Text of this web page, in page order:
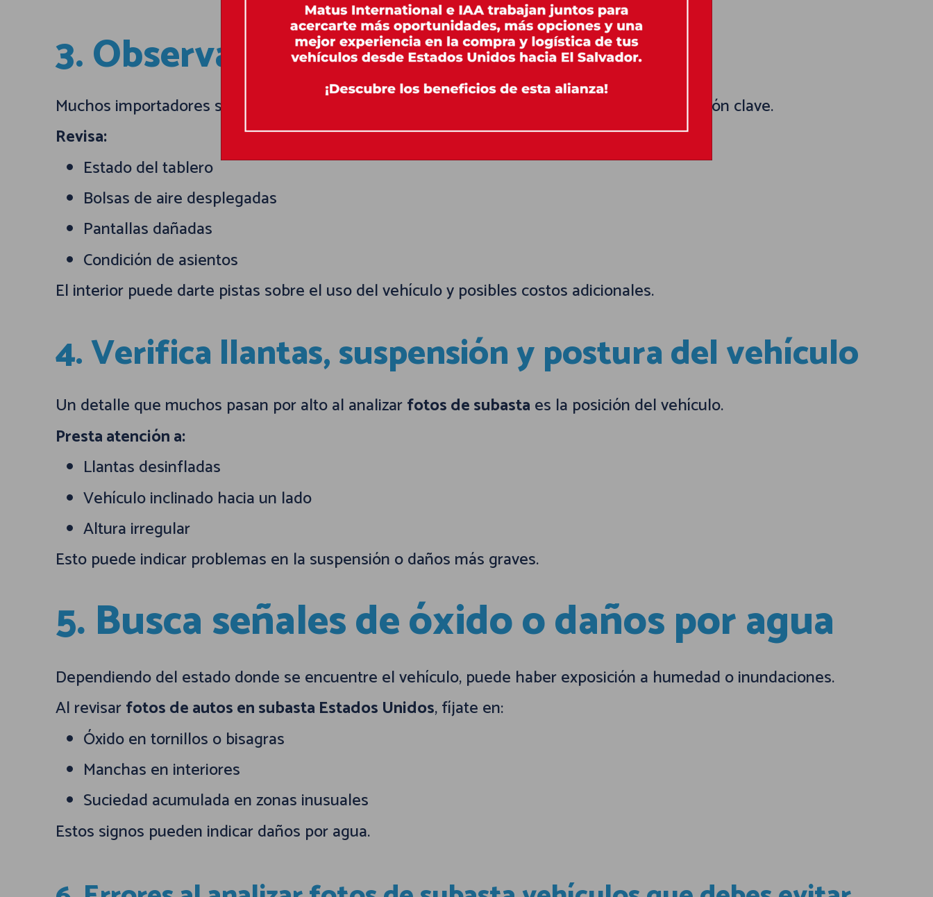
3. Observa el estado del interior
Muchos importadores se enfocan solo en el exterior, pero el interior puede revelar información clave.
Revisa:
Estado del tablero
Bolsas de aire desplegadas
Pantallas dañadas
Condición de asientos
El interior puede darte pistas sobre el uso del vehículo y posibles costos adicionales.
4. Verifica llantas, suspensión y postura del vehículo
Un detalle que muchos pasan por alto al analizarfotos de subasta es la posición del vehículo.
Presta atención a:
Llantas desinfladas
Vehículo inclinado hacia un lado
Altura irregular
Esto puede indicar problemas en la suspensión o daños más graves.
5. Busca señales de óxido o daños por agua
Dependiendo del estado donde se encuentre el vehículo, puede haber exposición a humedad o inundaciones.
Al revisarfotos de autos en subasta Estados Unidos, fíjate en:
Óxido en tornillos o bisagras
Manchas en interiores
Suciedad acumulada en zonas inusuales
Estos signos pueden indicar daños por agua.